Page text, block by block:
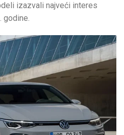
izazvali najveći interes
godine.